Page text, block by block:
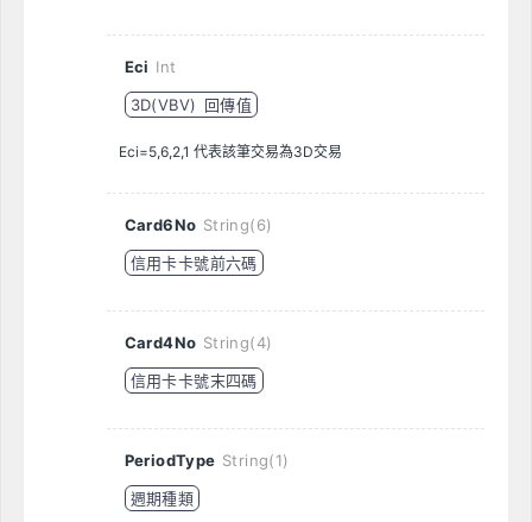
Eci Int
3D(VBV) 回傳值
Eci=5,6,2,1 代表該筆交易為3D交易
Card6No String(6)
信用卡卡號前六碼
Card4No String(4)
信用卡卡號末四碼
PeriodType String(1)
週期種類